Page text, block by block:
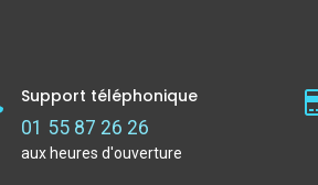
Support téléphonique
01 55 87 26 26
aux heures d'ouverture